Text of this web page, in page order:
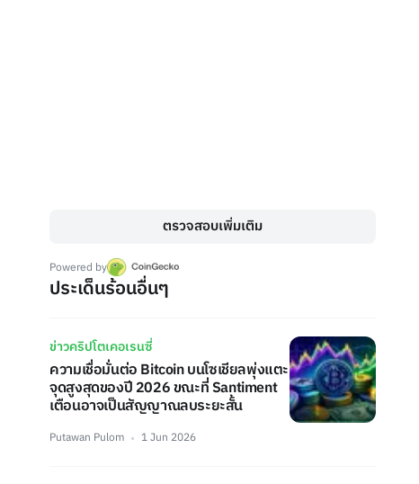
ตรวจสอบเพิ่มเติม
Powered by
ประเด็นร้อนอื่นๆ
ข่าวคริปโตเคอเรนซี่
ความเชื่อมั่นต่อ Bitcoin บนโซเชียลพุ่งแตะ
จุดสูงสุดของปี 2026 ขณะที่ Santiment
เตือนอาจเป็นสัญญาณลบระยะสั้น
Putawan Pulom 1 Jun 2026